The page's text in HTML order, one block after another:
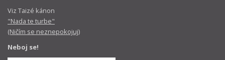
Viz Taizé kánon
"Nada te turbe"
(Ničím se neznepokojuj)
Neboj se!